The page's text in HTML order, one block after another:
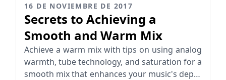
16 DE NOVIEMBRE DE 2017
Secrets to Achieving a
Smooth and Warm Mix
Achieve a warm mix with tips on using analog
warmth, tube technology, and saturation for a
smooth mix that enhances your music's depth